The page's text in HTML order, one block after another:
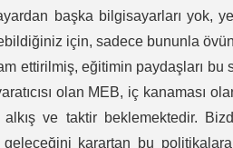
başka bilgisayarları yok,
için, sadece bununla
ettirilmiş, eğitimin paydaşları bu
olan MEB, iç kanaması
alkış ve taktir beklemektedir.
karartan bu politikalara